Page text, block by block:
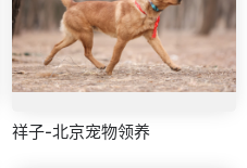
祥子-北京宠物领养